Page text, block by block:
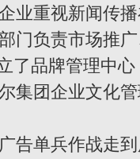
业重视新闻传
门负责市场推
了品牌管理中
集团企业文化
告单兵作战走